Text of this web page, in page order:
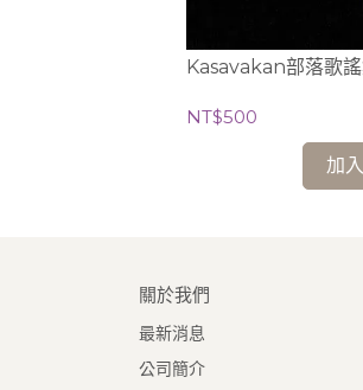
Kasavakan部落歌
NT$500
加
關於我們
最新消息
公司簡介